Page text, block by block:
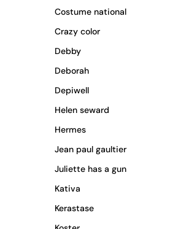
Costume national
Crazy color
Debby
Deborah
Depiwell
Helen seward
Hermes
Jean paul gaultier
Juliette has a gun
Kativa
Kerastase